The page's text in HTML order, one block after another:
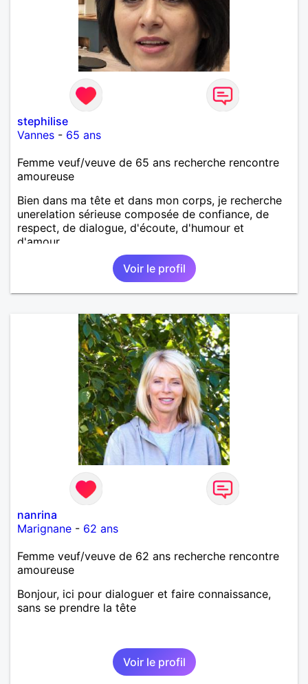
stephilise
Vannes - 65 ans
Femme veuf/veuve de 65 ans recherche rencontre
amoureuse
Bien dans ma tête et dans mon corps, je recherche
unerelation sérieuse composée de confiance, de
respect, de dialogue, d'écoute, d'humour et
d'amour.
Voir le profil
nanrina
Marignane - 62 ans
Femme veuf/veuve de 62 ans recherche rencontre
amoureuse
Bonjour, ici pour dialoguer et faire connaissance,
sans se prendre la tête
Voir le profil